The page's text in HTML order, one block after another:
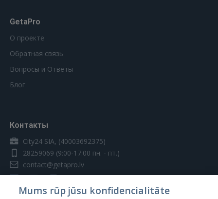
GetaPro
О проекте
Обратная связь
Вопросы и Ответы
Блог
Контакты
City24 SIA, (40003692375)
28259069 (9:00-17:00 пн. - пт.)
contact@getapro.lv
Mums rūp jūsu konfidencialitāte